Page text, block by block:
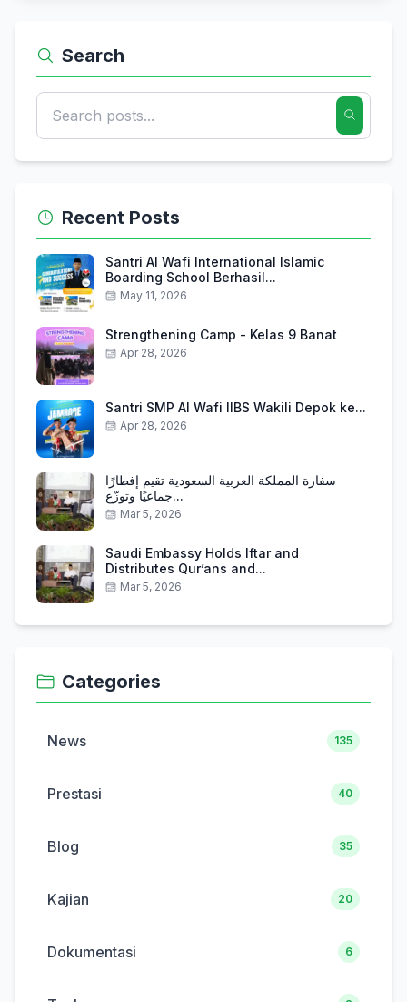
Search
Recent Posts
Santri Al Wafi International Islamic
Boarding School Berhasil...
May 11, 2026
Strengthening Camp - Kelas 9 Banat
Apr 28, 2026
Santri SMP Al Wafi IIBS Wakili Depok ke...
Apr 28, 2026
سفارة المملكة العربية السعودية تقيم إفطارًا
جماعيًا وتوزّع...
Mar 5, 2026
Saudi Embassy Holds Iftar and
Distributes Qur’ans and...
Mar 5, 2026
Categories
News 135
Prestasi 40
Blog 35
Kajian 20
Dokumentasi 6